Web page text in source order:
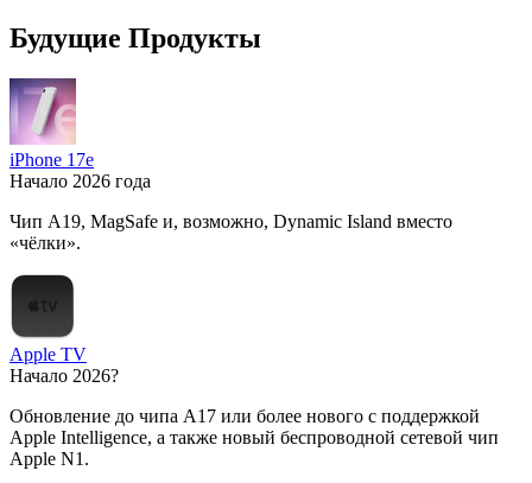
Будущие Продукты
iPhone 17e
Начало 2026 года
Чип A19, MagSafe и, возможно, Dynamic Island вместо
«чёлки».
Apple TV
Начало 2026?
Обновление до чипа A17 или более нового с поддержкой
Apple Intelligence, а также новый беспроводной сетевой чип
Apple N1.